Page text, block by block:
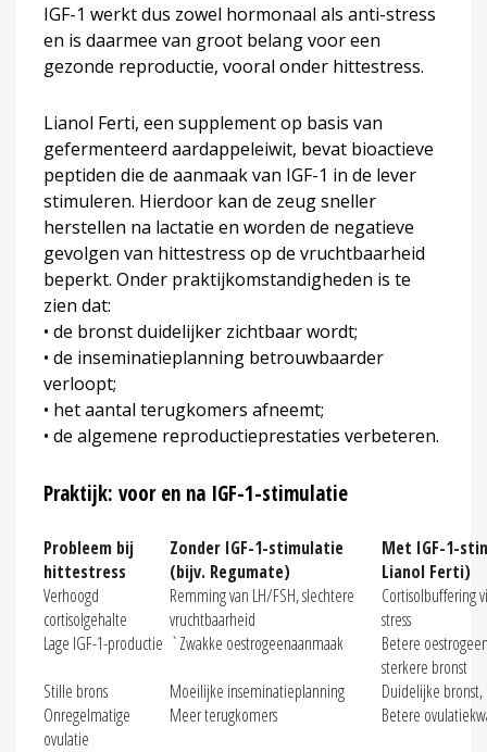
IGF-1 werkt dus zowel hormonaal als anti-stress
en is daarmee van groot belang voor een
gezonde reproductie, vooral onder hittestress.
Lianol Ferti, een supplement op basis van
gefermenteerd aardappeleiwit, bevat bioactieve
peptiden die de aanmaak van IGF-1 in de lever
stimuleren. Hierdoor kan de zeug sneller
herstellen na lactatie en worden de negatieve
gevolgen van hittestress op de vruchtbaarheid
beperkt. Onder praktijkomstandigheden is te
zien dat:
• de bronst duidelijker zichtbaar wordt;
• de inseminatieplanning betrouwbaarder
verloopt;
• het aantal terugkomers afneemt;
• de algemene reproductieprestaties verbeteren.
Praktijk: voor en na IGF-1-stimulatie
Probleem bij
hittestress
Zonder IGF-1-stimulatie
(bijv. Regumate)
Met IGF-1-
Lianol Ferti)
Verhoogd
cortisolgehalte
Remming van LH/FSH, slechtere
vruchtbaarheid
Cortisolbuffering
stress
Lage IGF-1-productie `Zwakke oestrogeenaanmaak
Betere
sterkere bronst
Stille brons
Moeilijke inseminatieplanning
Duidelijke
Onregelmatige
ovulatie
Meer terugkomers Betere